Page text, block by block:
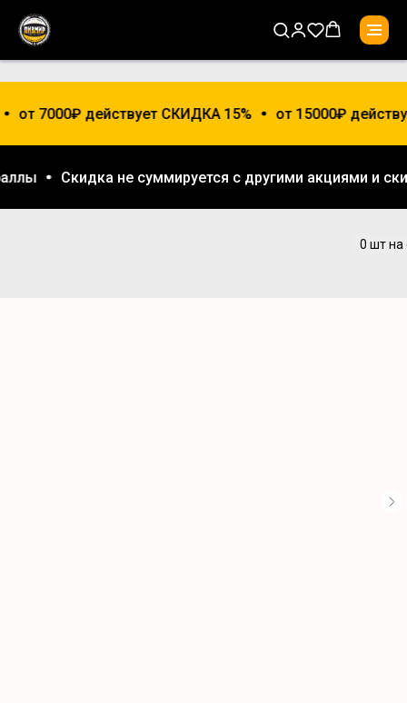
от 7000₽ действует СКИДКА 15% от 15000₽
баллы Скидка не суммируется с другими акциями и